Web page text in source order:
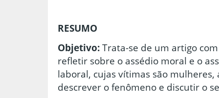
RESUMO
Objetivo:Trata-se de um artigo
refletir sobre o assédio moral e o
laboral, cujas vítimas são
descrever o fenômeno e discutir o